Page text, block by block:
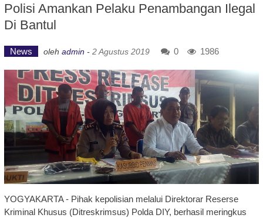
Polisi Amankan Pelaku Penambangan Ilegal
Di Bantul
News oleh admin - 2 Agustus 2019 0 1986
YOGYAKARTA - Pihak kepolisian melalui Direktorar Reserse
Kriminal Khusus (Ditreskrimsus) Polda DIY, berhasil meringkus